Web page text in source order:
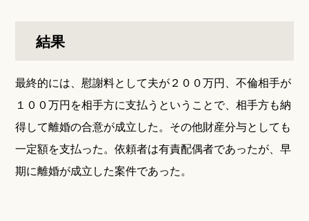
結果
最終的には、慰謝料として夫が２００万円、不倫相手が
１００万円を相手方に支払うということで、相手方も納
得して離婚の合意が成立した。その他財産分与としても
一定額を支払った。依頼者は有責配偶者であったが、早
期に離婚が成立した案件であった。